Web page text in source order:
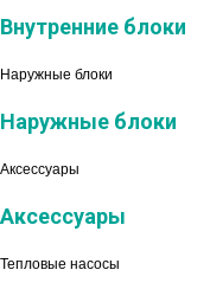
Внутренние блоки
Наружные блоки
Наружные блоки
Аксессуары
Аксессуары
Тепловые насосы